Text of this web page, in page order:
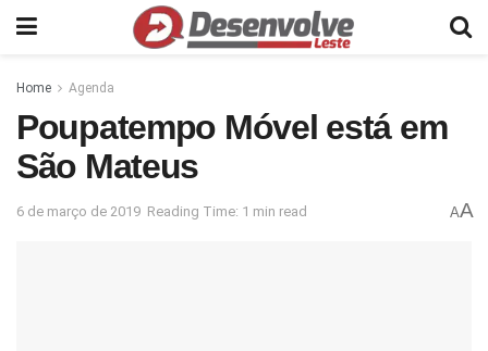
Home Agenda
Poupatempo Móvel está em
São Mateus
6 de março de 2019 Reading Time: 1 min read AA